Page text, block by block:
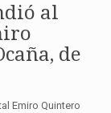
al
de
Emiro Quintero